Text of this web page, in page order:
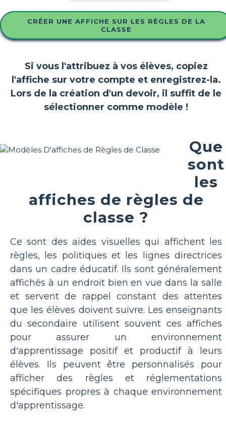
CRÉER UNE AFFICHE SUR LES RÈGLES DE LA
CLASSE
Si vous l'attribuez à vos élèves, copiez
l'affiche sur votre compte et enregistrez-la.
Lors de la création d'un devoir, il suffit de le
sélectionner comme modèle !
Que
sont
les
affiches de règles de
classe ?
Ce sont des aides visuelles qui affichent les
règles, les politiques et les lignes directrices
dans un cadre éducatif. Ils sont généralement
affichés à un endroit bien en vue dans la salle
et servent de rappel constant des attentes
que les élèves doivent suivre. Les enseignants
du secondaire utilisent souvent ces affiches
pour assurer un environnement
d'apprentissage positif et productif à leurs
élèves. Ils peuvent être personnalisés pour
afficher des règles et réglementations
spécifiques propres à chaque environnement
d'apprentissage.